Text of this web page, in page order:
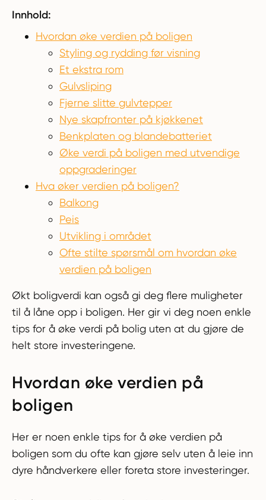
Innhold:
Hvordan øke verdien på boligen
Styling og rydding før visning
Et ekstra rom
Gulvsliping
Fjerne slitte gulvtepper
Nye skapfronter på kjøkkenet
Benkplaten og blandebatteriet
Øke verdi på boligen med utvendige
oppgraderinger
Hva øker verdien på boligen?
Balkong
Peis
Utvikling i området
Ofte stilte spørsmål om hvordan øke
verdien på boligen
Økt boligverdi kan også gi deg flere muligheter
til å låne opp i boligen. Her gir vi deg noen enkle
tips for å øke verdi på bolig uten at du gjøre de
helt store investeringene.
Hvordan øke verdien på
boligen
Her er noen enkle tips for å øke verdien på
boligen som du ofte kan gjøre selv uten å leie inn
dyre håndverkere eller foreta store investeringer.